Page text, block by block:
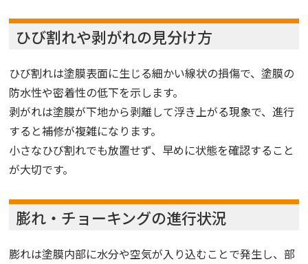
ひび割れや剥がれの見分け方
ひび割れは塗膜表面に生じる細かい線状の損傷で、塗膜の
防水性や密着性の低下を示します。
剥がれは塗膜が下地から剥離して浮き上がる現象で、進行
すると補修が複雑になります。
小さなひび割れでも放置せず、早めに状態を確認すること
が大切です。
膨れ・チョーキングの進行状況
膨れは塗膜内部に水分や空気が入り込むことで発生し、部